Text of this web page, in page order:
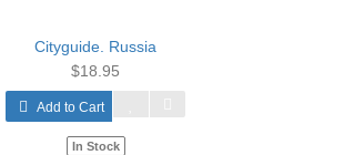
Cityguide. Russia
$18.95
Add to Cart
In Stock